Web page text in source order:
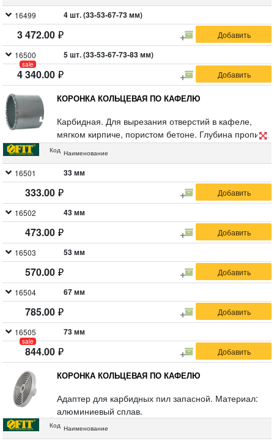
сплава ВК8. Упаковка: блистер.
16499 4 шт. (33-53-67-73 мм)
3 472.00
16500
sale
5 шт. (33-53-67-73-83 мм)
4 340.00
КОРОНКА КОЛЬЦЕВАЯ ПО КАФЕЛЮ
Карбидная. Для вырезания отверстий в кафеле,
мягком кирпиче, пористом бетоне. Глубина пропила
55 мм. Материал: инструментальная сталь,
вольфрамового сплава ВК8.
Код Наименование
16501 33 мм
333.00
16502 43 мм
473.00
16503 53 мм
570.00
16504 67 мм
785.00
16505
sale
73 мм
844.00
КОРОНКА КОЛЬЦЕВАЯ ПО КАФЕЛЮ
Адаптер для карбидных пил запасной. Материал:
алюминиевый сплав.
Код Наименование